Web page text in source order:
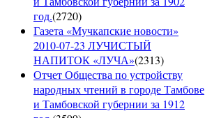
год.(2720)
Газета «Мучкапские новости»
2010-07-23 ЛУЧИСТЫЙ
НАПИТОК «ЛУЧА»(2313)
Отчет Общества по устройству
народных чтений в городе Тамбове
и Тамбовской губернии за 1912